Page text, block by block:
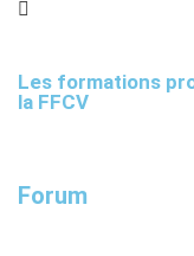
Les formations
la FFCV
Forum